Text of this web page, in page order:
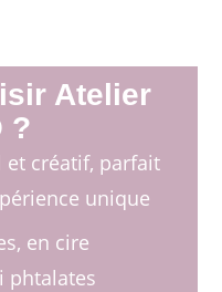
Atelier
?
créatif, parfait
unique
en cire
phtalates